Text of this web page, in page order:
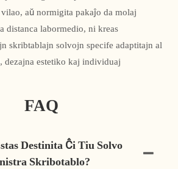
aŭ normigita pakaĵo da molaj
distanca labormedio, ni kreas
skribtablajn solvojn specife adaptitajn al
dezajna estetiko kaj individuaj
FAQ
Destinita Ĉi Tiu Solvo
Skribotablo?